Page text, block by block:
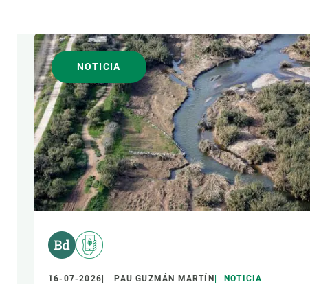
TEMAS TRANSVERSALES
AUTOR
NOTICIA
16-07-2026 PAU GUZMÁN MARTÍN NOTICIA